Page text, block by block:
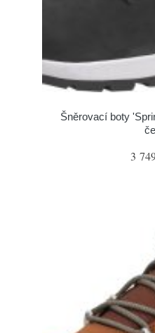
Šněrovací boty
3